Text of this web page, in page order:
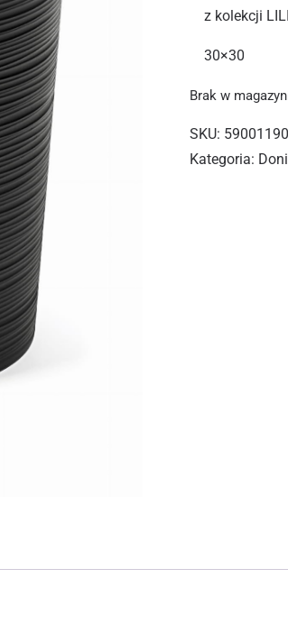
z kolekcji
30×30
Brak w
SKU:
Kategoria: